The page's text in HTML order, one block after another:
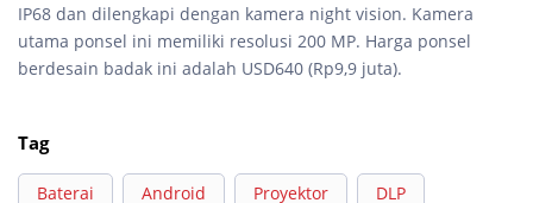
IP68 dan dilengkapi dengan kamera night vision. Kamera
utama ponsel ini memiliki resolusi 200 MP. Harga ponsel
berdesain badak ini adalah USD640 (Rp9,9 juta).
Tag
Baterai Android Proyektor DLP